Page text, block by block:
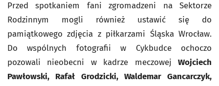
Przed spotkaniem fani zgromadzeni na Sektorze
Rodzinnym mogli również ustawić się do
pamiątkowego zdjęcia z piłkarzami Śląska Wrocław.
Do wspólnych fotografii w Cykbudce ochoczo
pozowali nieobecni w kadrze meczowej Wojciech
Pawłowski, Rafał Grodzicki, Waldemar Gancarczyk,